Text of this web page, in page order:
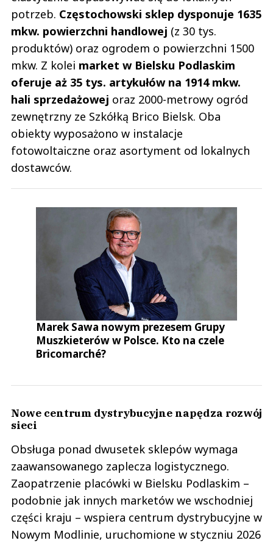
0
Zenek
04.06.2023 / 15:36
This comment was minimized by the moderator on the site
Wszyscy do sklepów internetowych ze spożywką dokładają ale się do tego
nie przyznają. Kolega Nickt zadał pytanie i sobie odpowiedział. Pakowanie i
kurier, przy tych marżach zabija ten interes.
Nyyk
03.06.2023 / 11:27
This comment was minimized by the moderator on the site
Dino nie ma ani zaplecza systemowego ani managementu który mógł by z
sukcesem uruchomić oraz rozwijać e-commerce. To można włożyć między
0
Xxx
02.06.2023 / 21:19
This comment was minimized by the moderator on the site
Zgadzam się z przedmówcą o nicku SW, więcej pracowników, bo ludzie przy
tak małej obsadzie są wyeksplotowani, poprostu brak sił, 3 osoby na
potrzeb. Częstochowski sklep dysponuje 1635
mkw. powierzchni handlowej (z 30 tys.
produktów) oraz ogrodem o powierzchni 1500
mkw. Z kolei market w Bielsku Podlaskim
oferuje aż 35 tys. artykułów na 1914 mkw.
hali sprzedażowej oraz 2000-metrowy ogród
zewnętrzny ze Szkółką Brico Bielsk. Oba
obiekty wyposażono w instalacje
fotowoltaiczne oraz asortyment od lokalnych
dostawców.
Marek Sawa nowym prezesem Grupy
Muszkieterów w Polsce. Kto na czele
Bricomarché?
Nowe centrum dystrybucyjne napędza rozwój
sieci
Obsługa ponad dwusetek sklepów wymaga
zaawansowanego zaplecza logistycznego.
Zaopatrzenie placówki w Bielsku Podlaskim –
podobnie jak innych marketów we wschodniej
części kraju – wspiera centrum dystrybucyjne w
Nowym Modlinie, uruchomione w styczniu 2026